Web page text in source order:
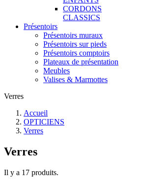
CORDONS
CLASSICS
Présentoirs
Présentoirs muraux
Présentoirs sur pieds
Présentoirs comptoirs
Plateaux de présentation
Meubles
Valises & Marmottes
Verres
Accueil
OPTICIENS
Verres
Verres
Il y a 17 produits.